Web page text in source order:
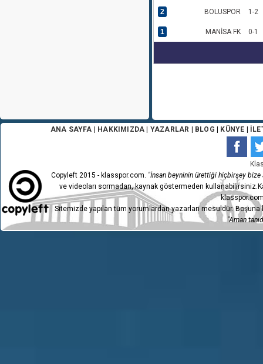
2 BOLUSPOR 1-2
1 MANİSA FK 0-1
ANA SAYFA HAKKIMIZDA YAZARLAR BLOG KÜNYE
Copyleft 2015 - klasspor.com. "İnsan beyninin ürettiği hiçbirşey bize
ve videoları sormadan, kaynak göstermeden
Sitemizde yapılan tüm yorumlardan yazarları mesuldür.
"Aman